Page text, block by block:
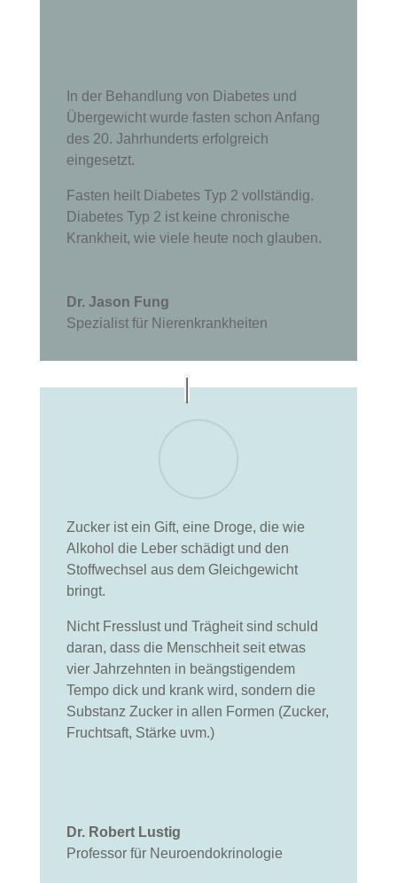
In der Behandlung von Diabetes und
Übergewicht wurde fasten schon Anfang
des 20. Jahrhunderts erfolgreich
eingesetzt.
Fasten heilt Diabetes Typ 2 vollständig.
Diabetes Typ 2 ist keine chronische
Krankheit, wie viele heute noch glauben.
Dr. Jason Fung
Spezialist für Nierenkrankheiten
Zucker ist ein Gift, eine Droge, die wie
Alkohol die Leber schädigt und den
Stoffwechsel aus dem Gleichgewicht
bringt.
Nicht Fresslust und Trägheit sind schuld
daran, dass die Menschheit seit etwas
vier Jahrzehnten in beängstigendem
Tempo dick und krank wird, sondern die
Substanz Zucker in allen Formen (Zucker,
Fruchtsaft, Stärke uvm.)
Dr. Robert Lustig
Professor für Neuroendokrinologie